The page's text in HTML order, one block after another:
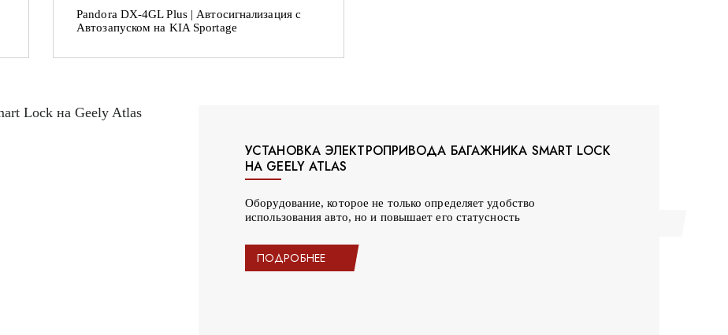
Pandora DX-4GL Plus | Автосигнализация с
Автозапуском на KIA Sportage
УСТАНОВКА ЭЛЕКТРОПРИВОДА БАГАЖНИКА SMART LOCK
НА GEELY ATLAS
Оборудование, которое не только определяет удобство
использования авто, но и повышает его статусность
ПОДРОБНЕЕ